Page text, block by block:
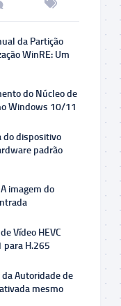
da Partição
WinRE: Um
do Núcleo de
Windows 10/11
do dispositivo
padrão
A imagem do
Vídeo HEVC
H.265
Autoridade de
mesmo